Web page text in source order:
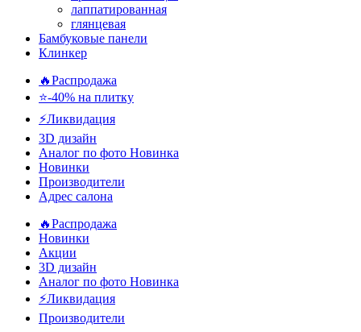
лаппатированная
глянцевая
Бамбуковые панели
Клинкер
🔥Распродажа
⭐-40% на плитку
⚡️Ликвидация
3D дизайн
Аналог по фото Новинка
Новинки
Производители
Адрес салона
🔥Распродажа
Новинки
Акции
3D дизайн
Аналог по фото Новинка
⚡Ликвидация
Производители